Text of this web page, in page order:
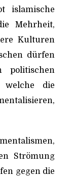
islamische
Mehrheit,
Kulturen
dürfen
welche die
Strömung
gegen die